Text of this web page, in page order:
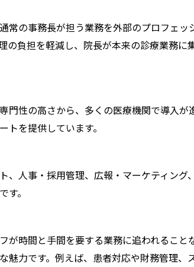
常の事務長が担う業務を外部のプロフェッ
の負担を軽減し、院長が本来の診療業務に
門性の高さから、多くの医療機関で導入が
トを提供しています。
、人事・採用管理、広報・マーケティング
す。
が時間と手間を要する業務に追われること
魅力です。例えば、患者対応や財務管理、